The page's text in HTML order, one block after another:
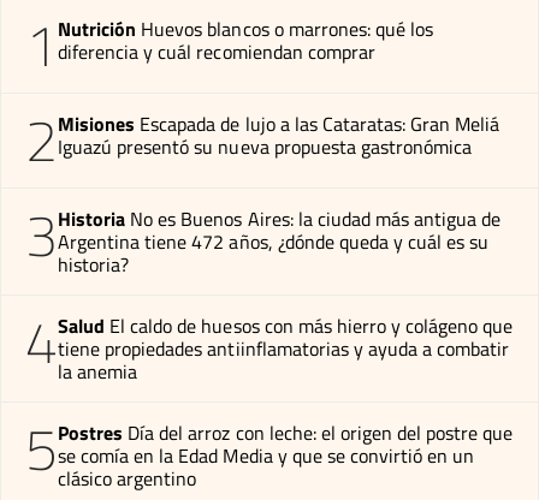
1 Nutrición Huevos blancos o marrones: qué los
diferencia y cuál recomiendan comprar
2Misiones Escapada de lujo a las Cataratas: Gran Meliá
Iguazú presentó su nueva propuesta gastronómica
3Historia No es Buenos Aires: la ciudad más antigua de
Argentina tiene 472 años, ¿dónde queda y cuál es su
historia?
4Salud El caldo de huesos con más hierro y colágeno que
tiene propiedades antiinflamatorias y ayuda a combatir
la anemia
5Postres Día del arroz con leche: el origen del postre que
se comía en la Edad Media y que se convirtió en un
clásico argentino